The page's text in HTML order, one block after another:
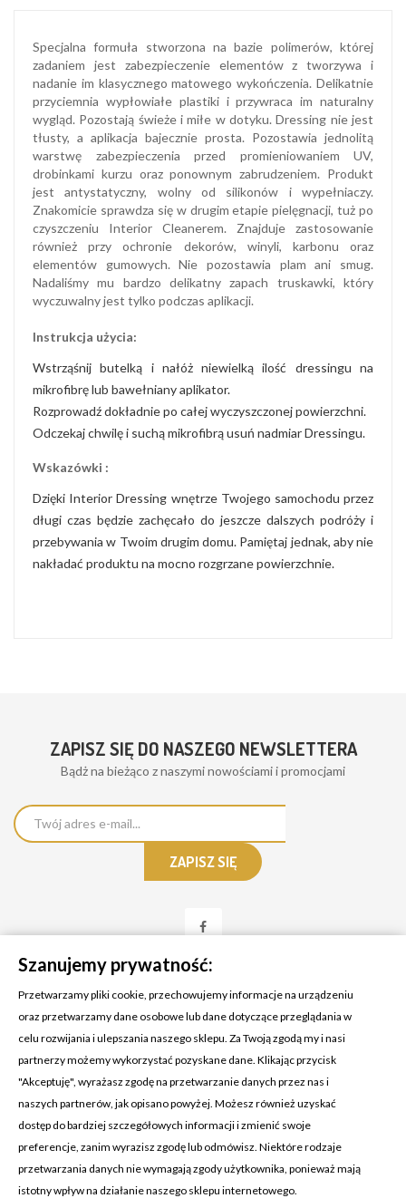
Specjalna formuła stworzona na bazie polimerów, której
zadaniem jest zabezpieczenie elementów z tworzywa i
nadanie im klasycznego matowego wykończenia. Delikatnie
przyciemnia wypłowiałe plastiki i przywraca im naturalny
wygląd. Pozostają świeże i miłe w dotyku. Dressing nie jest
tłusty, a aplikacja bajecznie prosta. Pozostawia jednolitą
warstwę zabezpieczenia przed promieniowaniem UV,
drobinkami kurzu oraz ponownym zabrudzeniem. Produkt
jest antystatyczny, wolny od silikonów i wypełniaczy.
Znakomicie sprawdza się w drugim etapie pielęgnacji, tuż po
czyszczeniu Interior Cleanerem. Znajduje zastosowanie
również przy ochronie dekorów, winyli, karbonu oraz
elementów gumowych. Nie pozostawia plam ani smug.
Nadaliśmy mu bardzo delikatny zapach truskawki, który
wyczuwalny jest tylko podczas aplikacji.
Instrukcja użycia:
Wstrząśnij butelką i nałóż niewielką ilość dressingu na
mikrofibrę lub bawełniany aplikator.
Rozprowadź dokładnie po całej wyczyszczonej powierzchni.
Odczekaj chwilę i suchą mikrofibrą usuń nadmiar Dressingu.
Wskazówki :
Dzięki Interior Dressing wnętrze Twojego samochodu przez
długi czas będzie zachęcało do jeszcze dalszych podróży i
przebywania w Twoim drugim domu. Pamiętaj jednak, aby nie
nakładać produktu na mocno rozgrzane powierzchnie.
ZAPISZ SIĘ DO NASZEGO NEWSLETTERA
Bądż na bieżąco z naszymi nowościami i promocjami
KONTAKT Z NAMI
Adres:
Cosmetic4car
Budzisz 73A
39-200 Dębica
Dominik:
Szanujemy prywatność:
Przetwarzamy pliki cookie, przechowujemy informacje na urządzeniu
oraz przetwarzamy dane osobowe lub dane dotyczące przeglądania w
celu rozwijania i ulepszania naszego sklepu. Za Twoją zgodą my i nasi
partnerzy możemy wykorzystać pozyskane dane. Klikając przycisk
"Akceptuję", wyrażasz zgodę na przetwarzanie danych przez nas i
naszych partnerów, jak opisano powyżej. Możesz również uzyskać
dostęp do bardziej szczegółowych informacji i zmienić swoje
preferencje, zanim wyrazisz zgodę lub odmówisz. Niektóre rodzaje
przetwarzania danych nie wymagają zgody użytkownika, ponieważ mają
istotny wpływ na działanie naszego sklepu internetowego.